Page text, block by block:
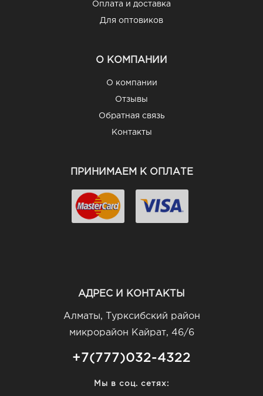
Оплата и доставка
Для оптовиков
О КОМПАНИИ
О компании
Отзывы
Обратная связь
Контакты
ПРИНИМАЕМ К ОПЛАТЕ
АДРЕС И КОНТАКТЫ
Алматы, Турксибский район
микрорайон Кайрат, 46/6
+7(777)032-4322
Мы в соц. сетях: